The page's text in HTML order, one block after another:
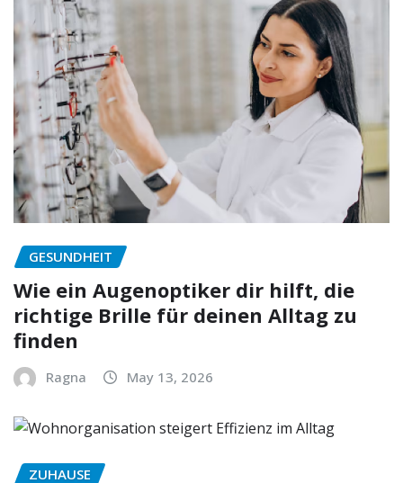
GESUNDHEIT
Wie ein Augenoptiker dir hilft, die
richtige Brille für deinen Alltag zu
finden
Ragna May 13, 2026
ZUHAUSE